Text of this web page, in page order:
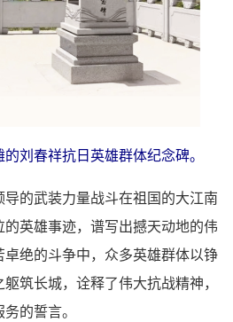
刘春祥抗日英雄群体纪念碑。
的武装力量战斗在祖国的大江南
英雄事迹，谱写出撼天动地的伟
绝的斗争中，众多英雄群体以铮
筑长城，诠释了伟大抗战精神，
的誓言。